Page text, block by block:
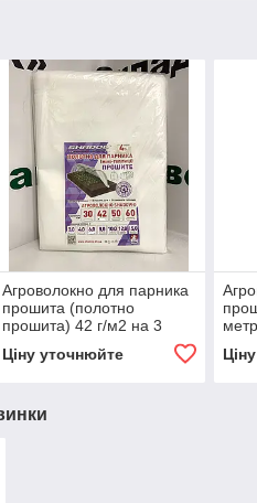
Агроволокно для парника
прошита (полотно
прошита) 42 г/м2 на 3
Ціну уточнюйте